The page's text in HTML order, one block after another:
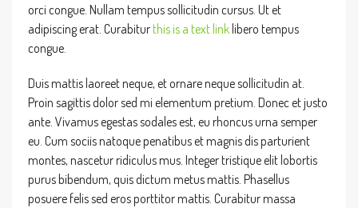
orci congue. Nullam tempus sollicitudin cursus. Ut et
adipiscing erat. Curabiturthis is a text linklibero tempus
congue.
Duis mattis laoreet neque, et ornare neque sollicitudin at.
Proin sagittis dolor sed mi elementum pretium. Donec et justo
ante. Vivamus egestas sodales est, eu rhoncus urna semper
eu. Cum sociis natoque penatibus et magnis dis parturient
montes, nascetur ridiculus mus. Integer tristique elit lobortis
purus bibendum, quis dictum metus mattis. Phasellus
posuere felis sed eros porttitor mattis. Curabitur massa